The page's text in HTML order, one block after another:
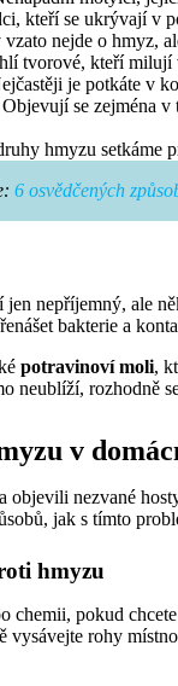
kteří se ukrývají v
nejde o hmyz,
tvorové, kteří milují
je potkáte v
se zejména
hmyzu setkáme
6 osvědčených
jen nepříjemný, ale
bakterie a
potravinoví moli,
neublíží, rozhodně
v
objevili nezvané
jak s tímto
hmyzu
chemii, pokud
vysávejte rohy